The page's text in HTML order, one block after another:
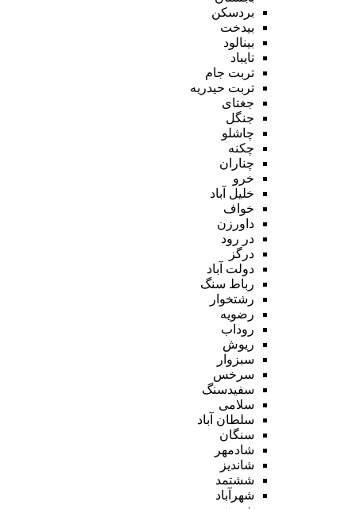
بردسکن
بیدخت
بینالود
تایباد
تربت جام
تربت حیدریه
جغتای
جنگل
چاشلو
چکنه
چناران
خرو
خلیل آباد
خواف
داورزن
در رود
درگز
دولت آباد
رباط سنگ
رشتخوار
رضویه
روداب
ریوش
سبزوار
سرخس
سفیدسنگ
سلامی
سلطان آباد
سنگان
شادمهر
شاندیز
ششتمد
شهرآباد